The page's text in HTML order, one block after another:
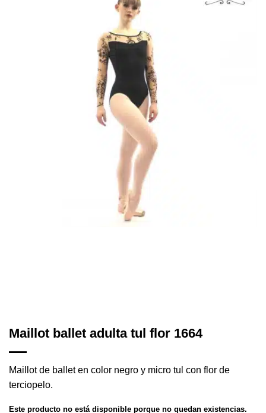
Maillot ballet adulta tul flor 1664
Maillot de ballet en color negro y micro tul con flor de
terciopelo.
Este producto no está disponible porque no quedan existencias.